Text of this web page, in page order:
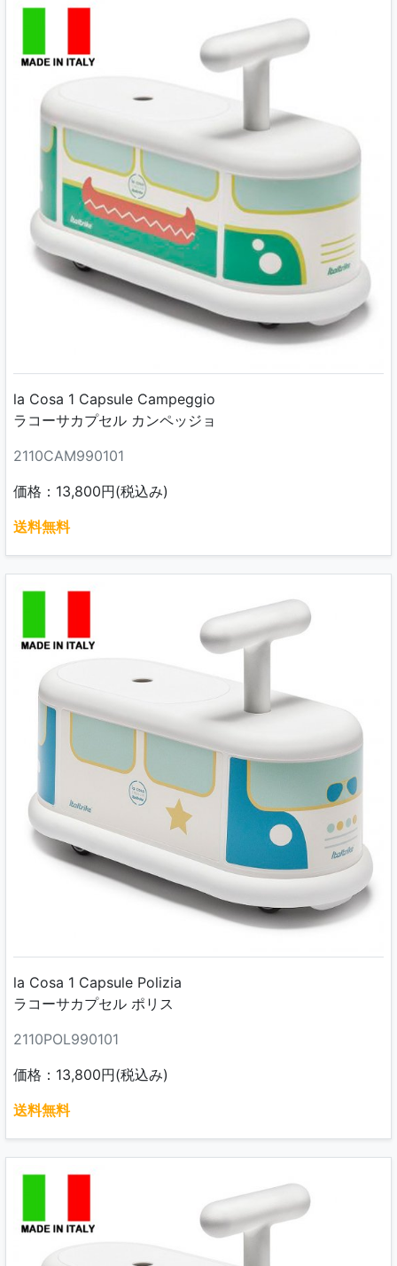
la Cosa 1 Capsule Campeggio
ラコーサカプセル カンペッジョ
2110CAM990101
価格：13,800円(税込み)
送料無料
la Cosa 1 Capsule Polizia
ラコーサカプセル ポリス
2110POL990101
価格：13,800円(税込み)
送料無料